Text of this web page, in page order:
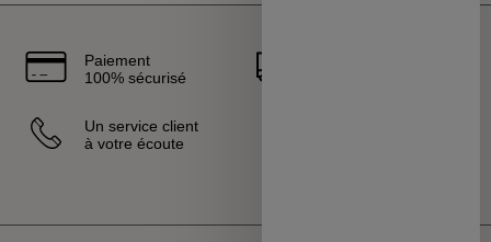
Paiement
100% sécurisé
Un service client
à votre écoute